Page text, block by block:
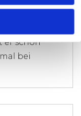
uns an,
er schon
bei